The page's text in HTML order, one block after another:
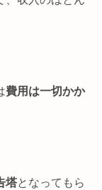
費用は一切かか
塔となってもら